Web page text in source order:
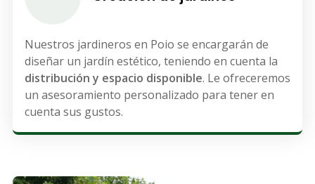
Nuestros jardineros en Poio se encargarán de
diseñar un jardín estético, teniendo en cuenta la
distribución y espacio disponible. Le ofreceremos
un asesoramiento personalizado para tener en
cuenta sus gustos.